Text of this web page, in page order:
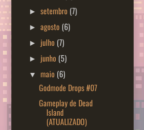
►setembro (7)
►agosto (6)
► julho (7)
► junho (5)
▼ maio (6)
Godmode Drops #07
Gameplay de Dead
Island
(ATUALIZADO)